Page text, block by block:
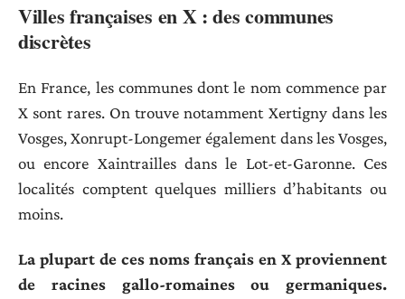
Villes françaises en X : des communes
discrètes
En France, les communes dont le nom commence par
X sont rares. On trouve notamment Xertigny dans les
Vosges, Xonrupt-Longemer également dans les Vosges,
ou encore Xaintrailles dans le Lot-et-Garonne. Ces
localités comptent quelques milliers d’habitants ou
moins.
La plupart de ces noms français en X proviennent
de racines gallo-romaines ou germaniques.